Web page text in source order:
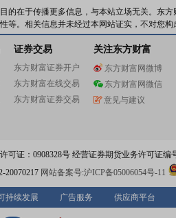
股东大会： 于2026-06-30召开
公告： 2026年06月18日发布
它关联关系)发生1笔交易，合计
的在于传播更多信息，与本站立场无关。东
等。相关信息并未经过本网站证实，不对您
证券交易
东方财富证券开户
东方财富在线交易
东方财富证券交易
关注东方财富
东方财富网微博
东方财富网微信
意见与建议
可证：0908328号 经营证券期货业务许可证编
20070217 网站备案号:沪ICP备05006054号-11
持续发展 广告服务 供应商平台